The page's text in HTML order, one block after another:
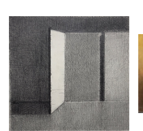
地址
LOCATION
上海市龙腾大道2555 号，西岸艺术
展位
BOOTH
B309
万一空间即将在2023年第十届西岸
术家罗伯特·博西西奥（Robert